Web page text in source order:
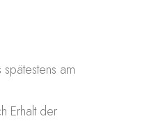
am
Erhalt der